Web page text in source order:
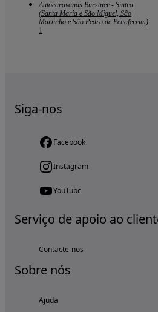
Autocaravanas Burstner - Sintra
(Santa Maria e São Miguel, São
Martinho e São Pedro de Penaferrim)
1
Siga-nos
Facebook
Instagram
YouTube
Serviço de apoio ao
Contacte-nos
Sobre nós
Ajuda